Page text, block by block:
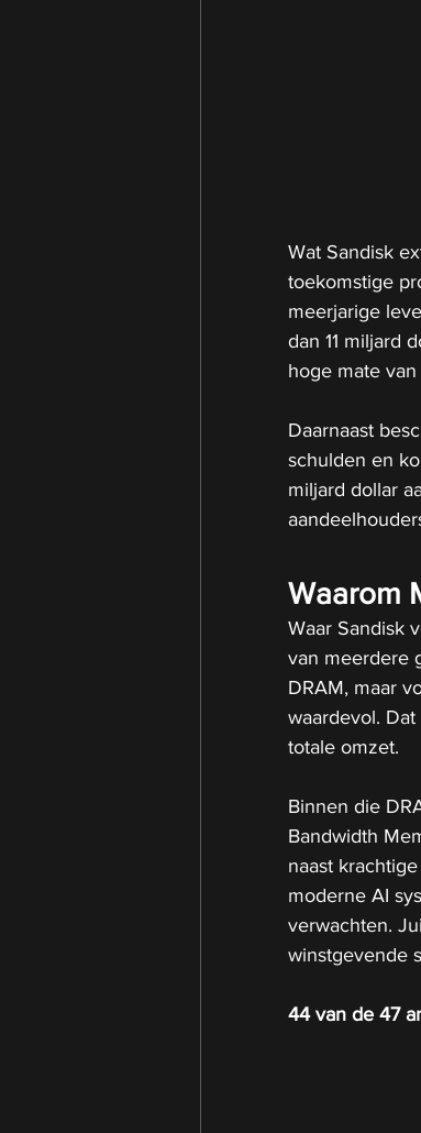
Wat Sandisk
toekomstige
meerjarige
dan 11 miljard
hoge mate
Daarnaast
schulden en
miljard dollar
Waarom
Waar Sandisk
van meerdere
DRAM, maar
waardevol.
totale omzet.
Binnen die
Bandwidth
naast
moderne AI
verwachten.
winstgevende
44 van de 47